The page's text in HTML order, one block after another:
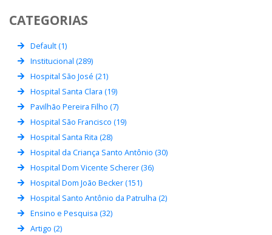
CATEGORIAS
Default (1)
Institucional (289)
Hospital São José (21)
Hospital Santa Clara (19)
Pavilhão Pereira Filho (7)
Hospital São Francisco (19)
Hospital Santa Rita (28)
Hospital da Criança Santo Antônio (30)
Hospital Dom Vicente Scherer (36)
Hospital Dom João Becker (151)
Hospital Santo Antônio da Patrulha (2)
Ensino e Pesquisa (32)
Artigo (2)